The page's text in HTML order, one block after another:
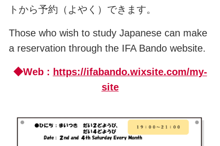
トから予約（よやく）できます。
Those who wish to study Japanese can make
a reservation through the IFA Bando website.
◆Web : https://ifabando.wixsite.com/my-
site